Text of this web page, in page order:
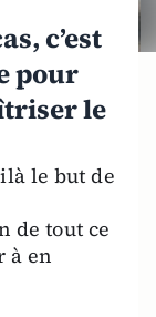
c’est
pour
le
le but de
de tout ce
à en